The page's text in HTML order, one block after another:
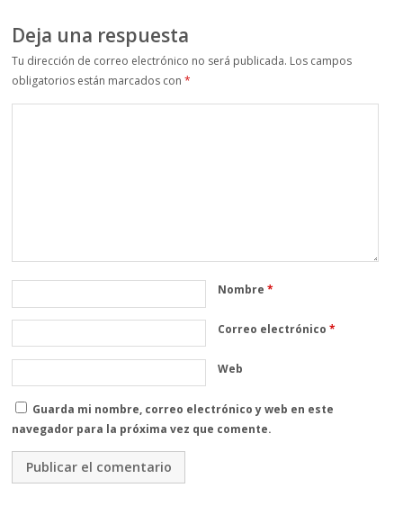
Deja una respuesta
Tu dirección de correo electrónico no será publicada. Los campos
obligatorios están marcados con*
Nombre*
Correo electrónico*
Web
Guarda mi nombre, correo electrónico y web en este
navegador para la próxima vez que comente.